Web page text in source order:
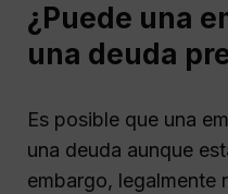
¿Puede una
una deuda
Es posible que una
una deuda aunque
embargo, legalmente